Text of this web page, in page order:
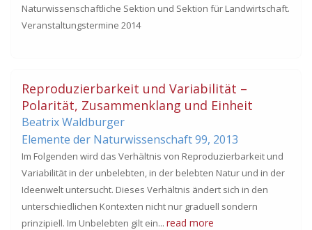
Naturwissenschaftliche Sektion und Sektion für Landwirtschaft.
Veranstaltungstermine 2014
Reproduzierbarkeit und Variabilität –
Polarität, Zusammenklang und Einheit
Beatrix Waldburger
Elemente der Naturwissenschaft 99, 2013
Im Folgenden wird das Verhältnis von Reproduzierbarkeit und
Variabilität in der unbelebten, in der belebten Natur und in der
Ideenwelt untersucht. Dieses Verhältnis ändert sich in den
unterschiedlichen Kontexten nicht nur graduell sondern
prinzipiell. Im Unbelebten gilt ein... read more